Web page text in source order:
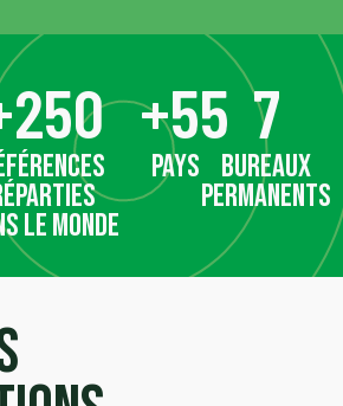
le monde
250
pays
+55
bureaux
permanents
7